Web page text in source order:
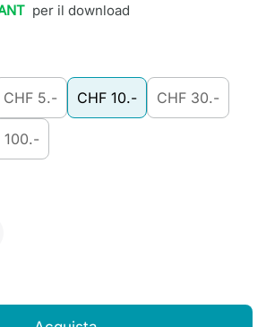
per il download
CHF 5.- CHF 10.- CHF 30.-
100.-